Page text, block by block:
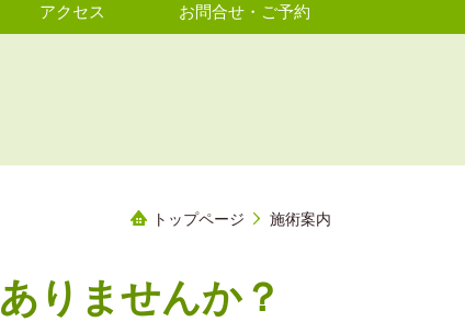
アクセス お問合せ・ご予約
トップページ 施術案内
りませんか？